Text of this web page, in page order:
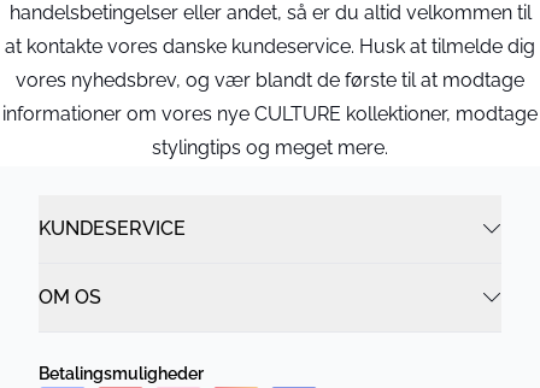
handelsbetingelser eller andet, så er du altid velkommen til
at kontakte vores danske kundeservice. Husk at tilmelde dig
vores nyhedsbrev, og vær blandt de første til at modtage
informationer om vores nye CULTURE kollektioner, modtage
stylingtips og meget mere.
KUNDESERVICE
OM OS
Betalingsmuligheder